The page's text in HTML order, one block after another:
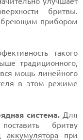
бритвы.
бреющим прибором
такого
традиционного,
мощь линейного
в этом режиме
система. Для
бритву
аккумулятора при